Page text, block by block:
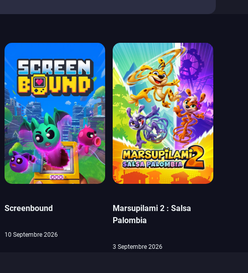
Screenbound
10 Septembre 2026
Marsupilami 2 : Salsa
Palombia
3 Septembre 2026